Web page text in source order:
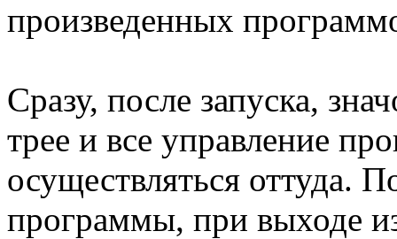
произведенных
Сразу, после запуска,
трее и все управление
осуществляться оттуда.
программы, при выходе